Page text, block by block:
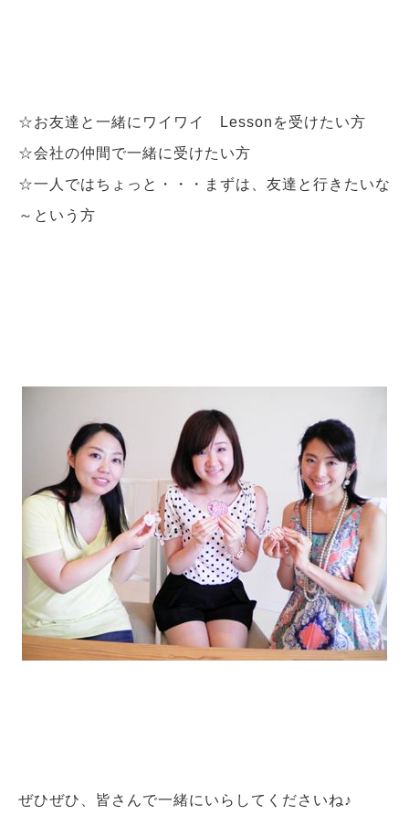
☆お友達と一緒にワイワイ Lessonを受けたい方
☆会社の仲間で一緒に受けたい方
☆一人ではちょっと・・・まずは、友達と行きたいな
～という方
ぜひぜひ、皆さんで一緒にいらしてくださいね♪